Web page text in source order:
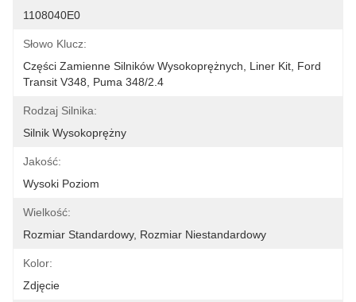
1108040E0
Słowo Klucz:
Części Zamienne Silników Wysokoprężnych, Liner Kit, Ford
Transit V348, Puma 348/2.4
Rodzaj Silnika:
Silnik Wysokoprężny
Jakość:
Wysoki Poziom
Wielkość:
Rozmiar Standardowy, Rozmiar Niestandardowy
Kolor:
Zdjęcie